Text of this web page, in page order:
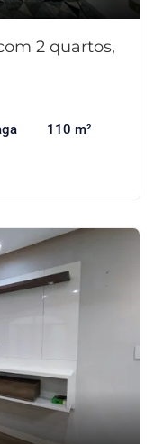
2 quartos,
110 m²